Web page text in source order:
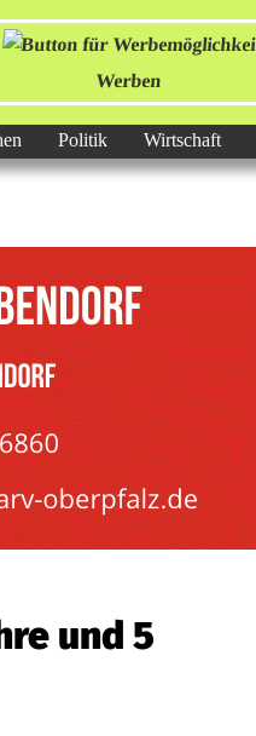
Werben
Politik Wirtschaft
und 5